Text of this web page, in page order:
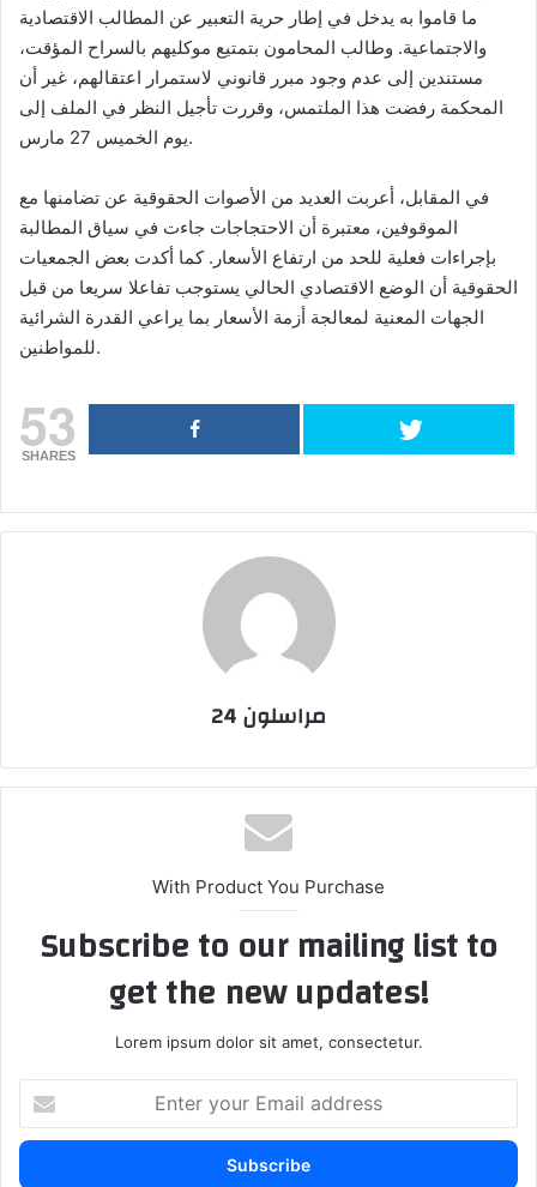
ما قاموا به يدخل في إطار حرية التعبير عن المطالب الاقتصادية
والاجتماعية. وطالب المحامون بتمتيع موكليهم بالسراح المؤقت،
مستندين إلى عدم وجود مبرر قانوني لاستمرار اعتقالهم، غير أن
المحكمة رفضت هذا الملتمس، وقررت تأجيل النظر في الملف إلى
يوم الخميس 27 مارس.
في المقابل، أعربت العديد من الأصوات الحقوقية عن تضامنها مع
الموقوفين، معتبرة أن الاحتجاجات جاءت في سياق المطالبة
بإجراءات فعلية للحد من ارتفاع الأسعار. كما أكدت بعض الجمعيات
الحقوقية أن الوضع الاقتصادي الحالي يستوجب تفاعلا سريعا من قبل
الجهات المعنية لمعالجة أزمة الأسعار بما يراعي القدرة الشرائية
للمواطنين.
53
SHARES
مراسلون 24
With Product You Purchase
Subscribe to our mailing list to
get the new updates!
Lorem ipsum dolor sit amet, consectetur.
t